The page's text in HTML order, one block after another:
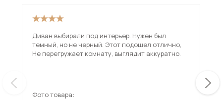
Диван выбирали под интерьер. Нужен был
темный, но не черный. Этот подошел отлично,
Не перегружает комнату, выглядит аккуратно.
Фото товара: